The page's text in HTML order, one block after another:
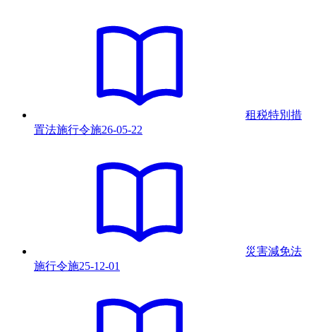
租税特別措
置法施行令施26-05-22
災害減免法
施行令施25-12-01